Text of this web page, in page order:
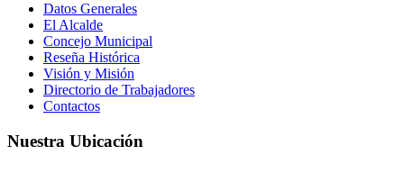
Datos Generales
El Alcalde
Concejo Municipal
Reseña Histórica
Visión y Misión
Directorio de Trabajadores
Contactos
Nuestra Ubicación